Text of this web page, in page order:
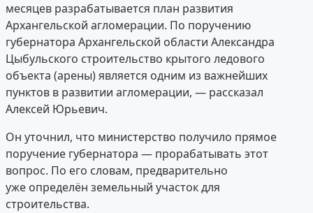
месяцев разрабатывается план развития
Архангельской агломерации. По поручению
губернатора Архангельской области Александра
Цыбульского строительство крытого ледового
объекта (арены) является одним из важнейших
пунктов в развитии агломерации, — рассказал
Алексей Юрьевич.
Он уточнил, что министерство получило прямое
поручение губернатора — прорабатывать этот
вопрос. По его словам, предварительно
уже определён земельный участок для
строительства.